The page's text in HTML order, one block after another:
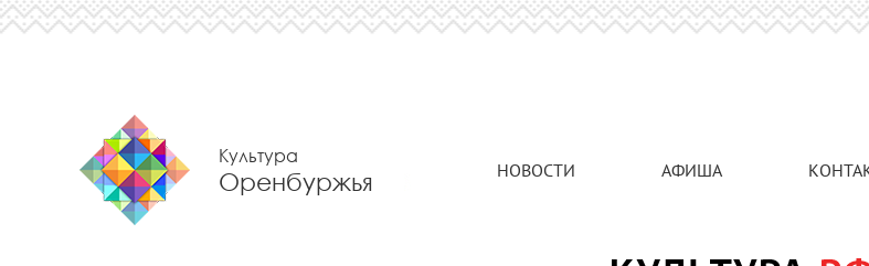
Культура
Оренбуржья НОВОСТИ АФИША